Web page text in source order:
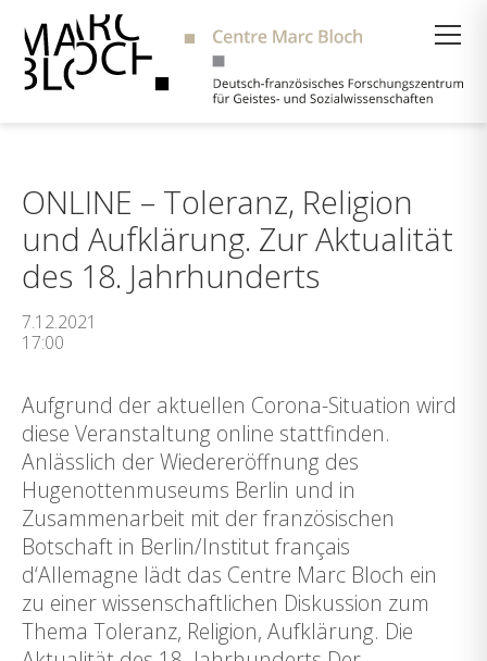
ONLINE – Toleranz, Religion
und Aufklärung. Zur Aktualität
des 18. Jahrhunderts
7.12.2021
17:00
Aufgrund der aktuellen Corona-Situation wird
diese Veranstaltung online stattfinden.
Anlässlich der Wiedereröffnung des
Hugenottenmuseums Berlin und in
Zusammenarbeit mit der französischen
Botschaft in Berlin/Institut français
d‘Allemagne lädt das Centre Marc Bloch ein
zu einer wissenschaftlichen Diskussion zum
Thema Toleranz, Religion, Aufklärung. Die